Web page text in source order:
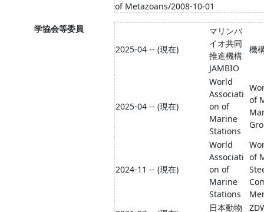
of Metazoans/2008-10-01
学協会等委員
2025-04 -- (現在)
マリンバ
イオ共同
推進機構
JAMBIO
機
2025-04 -- (現在)
World
Associati
on of
Marine
Stations
of
2024-11 -- (現在)
World
Associati
on of
Marine
Stations
of
日本動物